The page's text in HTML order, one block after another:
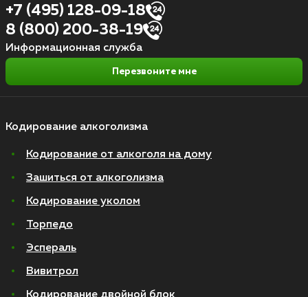
Кодирование алкоголизма
Кодирование от алкоголя на дому
Зашиться от алкоголизма
Кодирование уколом
Торпедо
Эспераль
Вивитрол
+7 (495) 128-09-18
8 (800) 200-38-19
Информационная служба
Перезвоните мне